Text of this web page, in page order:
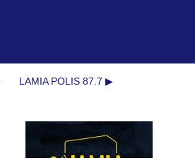
LAMIA POLIS 87.7 ▶︎